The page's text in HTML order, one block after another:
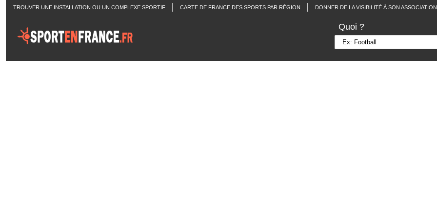
TROUVER UNE INSTALLATION OU UN COMPLEXE SPORTIF CARTE DE FRANCE DES SPORTS PAR RÉGION DONNER DE LA VISIBILITÉ À SON ASSOCIATION
Quoi ?